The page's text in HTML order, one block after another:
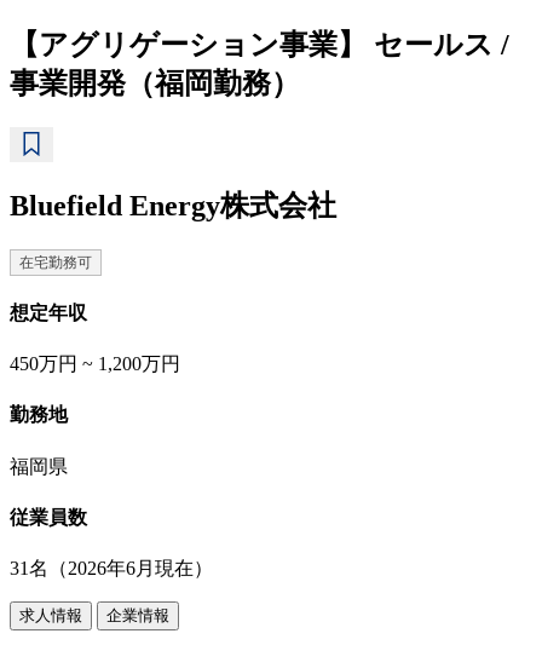
【アグリゲーション事業】 セールス /
事業開発（福岡勤務）
Bluefield Energy株式会社
在宅勤務可
想定年収
450万円 ~ 1,200万円
勤務地
福岡県
従業員数
31名（2026年6月現在）
求人情報 企業情報